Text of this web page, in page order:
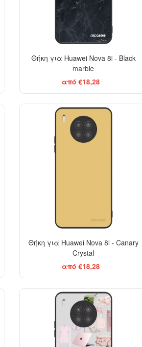
Θήκη για Huawei Nova 8i - Black
marble
από €18,28
Θήκη για Huawei Nova 8i - Canary
Crystal
από €18,28